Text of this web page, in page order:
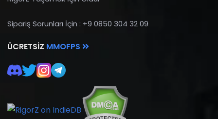
Sipariş Sorunları İçin : +9 0850 304 32 09
ÜCRETSIZ MMOFPS